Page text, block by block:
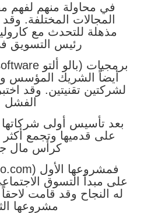
في محاولة منهم لفهم
المجالات المختلفة.
مذهلة للتحدث مع
رئيس التسويق
أيضاً الشريك المؤسس
لشركتين تقنيتين. وقد
الفشل
بعد تأسيس أولى
على قدميها وتجمع أكثر
كرأس مال
على مبدأ التسوق
له النجاح وقد قامت
مشروعها